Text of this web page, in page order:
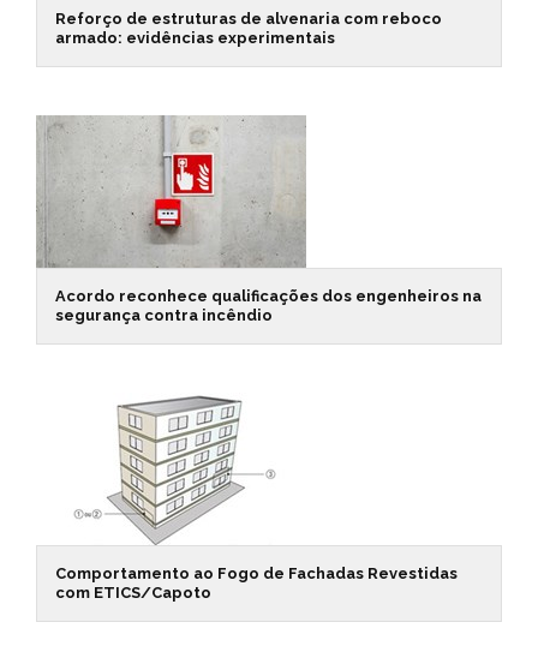
Reforço de estruturas de alvenaria com reboco
armado: evidências experimentais
Acordo reconhece qualificações dos engenheiros na
segurança contra incêndio
Comportamento ao Fogo de Fachadas Revestidas
com ETICS/Capoto